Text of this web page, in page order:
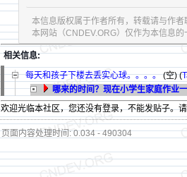
本信息版权属于作者所有，转载请与作
本网站（CNDEV.ORG）仅作为本信息
相关信息:
每天和孩子下楼去丢实心球。。。。(空) (
哪来的时间？现在小学生家庭作业
欢迎光临本社区，您还没有登录，不能发贴子。
页面内容处理时间: 0.034 - 490304